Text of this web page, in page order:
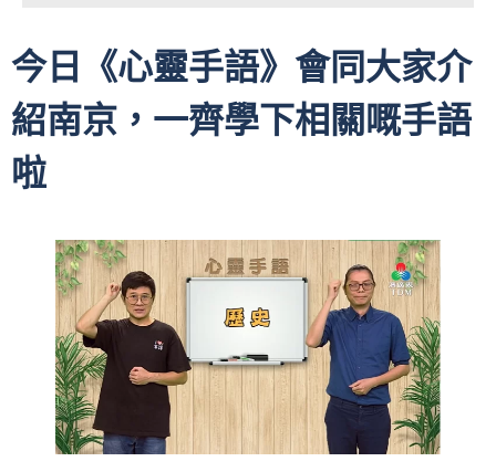
今日《心靈手語》會同大家介
紹南京，一齊學下相關嘅手語
啦